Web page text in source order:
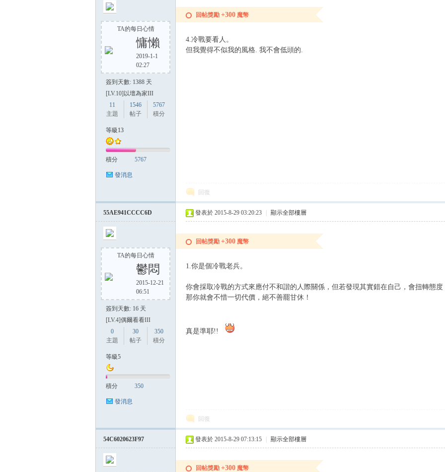
TA的每日心情
慵懶
2019-1-1
02:27
簽到天數: 1388 天
[LV.10]以壇為家III
11
主題
1546
帖子
5767
積分
等級13
積分 5767
發消息
回帖獎勵 +300 魔幣
4.冷戰要看人。
但我覺得不似我的風格. 我不會低頭的.
回復
55AE941CCCC6D
TA的每日心情
鬱悶
2015-12-21
06:51
簽到天數: 16 天
[LV.4]偶爾看看III
0
主題
30
帖子
350
積分
等級5
積分 350
發消息
發表於 2015-8-29 03:20:23 顯示全部樓層
回帖獎勵 +300 魔幣
1.你是個冷戰老兵。
你會採取冷戰的方式來應付不和諧的人際關係，但若發現其實錯在自己，會扭轉態
那你就會不惜一切代價，絕不善罷甘休！
真是準耶!!
回復
54C6020623F97 發表於 2015-8-29 07:13:15 顯示全部樓層
回帖獎勵 +300 魔幣